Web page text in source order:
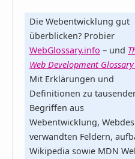
Die Webentwicklung gut
überblicken? Probier
WebGlossary.info – und
Web Development
Mit Erklärungen und
Definitionen zu
Begriffen aus
Webentwicklung,
verwandten Feldern,
Wikipedia sowie MDN